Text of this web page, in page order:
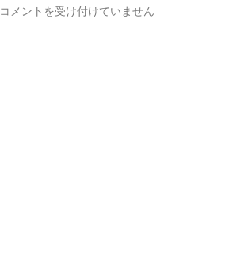
捨
コメントを受け付けていません